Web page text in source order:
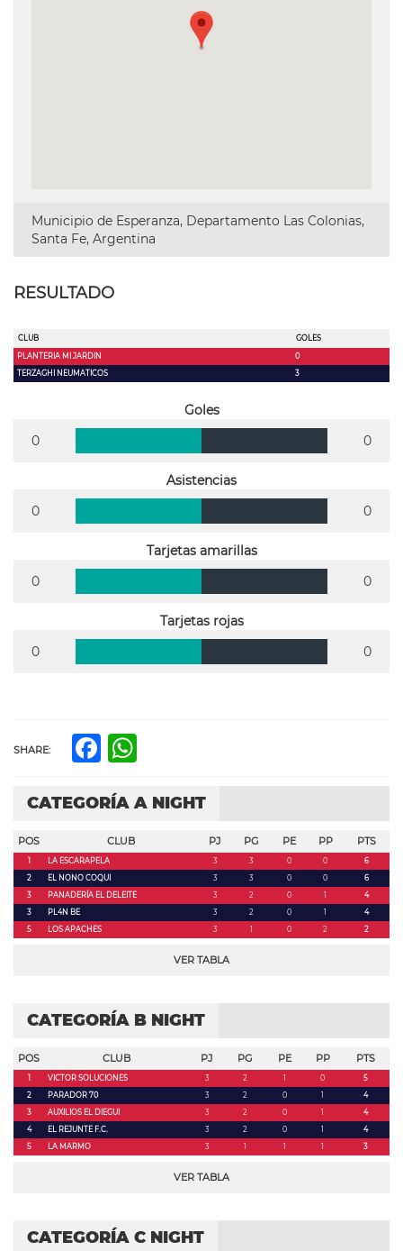
Municipio de Esperanza, Departamento Las Colonias,
Santa Fe, Argentina
RESULTADO
CLUB
GOLES
PLANTERIA MI JARDIN
0
TERZAGHI NEUMATICOS
3
Goles
0
0
Asistencias
0
0
Tarjetas amarillas
0
0
Tarjetas rojas
0
0
SHARE: Facebook
CATEGORÍA A NIGHT
POS CLUB PJ PG PE PP PTS
1 LA ESCARAPELA 3 3 0 0
6
2
EL NONO COQUI 3 3 0 0
6
3
PANADERÍA EL DELEITE 3 2 0 1
4
3
PL4N BE 3 2 0 1
4
5
LOS APACHES 3 1 0 2 2
VER TABLA
CATEGORÍA B NIGHT
POS CLUB PJ PG PE PP PTS
1 VICTOR SOLUCIONES 3 2 1 0
5
2
PARADOR 70 3 2 0 1
4
3
AUXILIOS EL DIEGUI 3 2 0 1
4
4
EL REJUNTE F.C. 3 2 0 1
4
5
LA MARMO 3 1 1 1 3
VER TABLA
CATEGORÍA C NIGHT